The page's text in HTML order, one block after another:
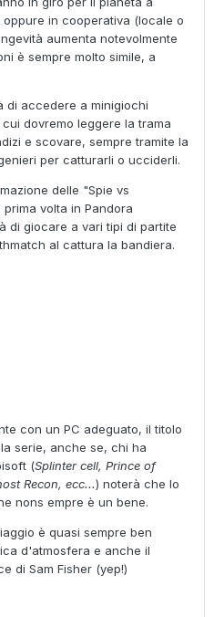
in cooperativa (locale o
aumenta notevolmente
è sempre molto simile, a
di accedere a minigiochi
dovremo leggere la trama
e scovare, sempre tramite la
per catturarli o ucciderli.
delle "Spie vs
volta in Pandora
di giocare a vari tipi di partite
al cattura la bandiera.
con un PC adeguato, il titolo
serie, anche se, chi ha
(Splinter cell, Prince of
Recon, ecc...) noterà che lo
nons empre è un bene.
è quasi sempre ben
d'atmosfera e anche il
di Sam Fisher (yep!)